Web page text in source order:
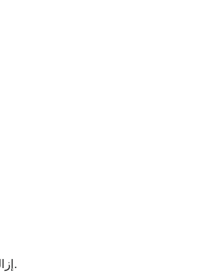
إزالة الشعر بالليزر هي واحدة من أكثر الإجراءات التجميلية شيوعًا في العالم اليوم.